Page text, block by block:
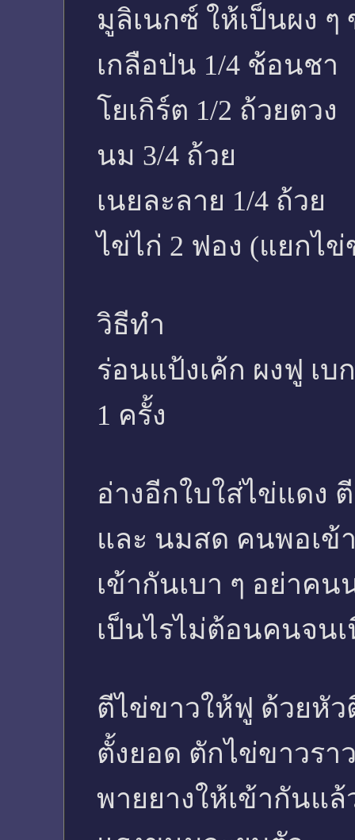
มูลิเนกซ์ ให้เป็นผง ๆ
เกลือป่น 1/4 ช้อนชา
โยเกิร์ต 1/2 ถ้วยตวง
นม 3/4 ถ้วย
เนยละลาย 1/4 ถ้วย
ไข่ไก่ 2 ฟอง (แยกไ
วิธีทำ
ร่อนแป้งเค้ก ผงฟู เ
1 ครั้ง
อ่างอีกใบใส่ไข่แดง
และ นมสด คนพอเข้
เข้ากันเบา ๆ อย่าคน
เป็นไรไม่ต้อนคนจน
ตีไข่ขาวให้ฟู ด้วยหัว
ตั้งยอด ตักไข่ขาวรา
พายยางให้เข้ากันแ